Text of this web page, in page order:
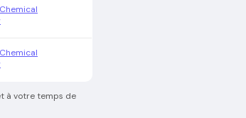
à votre temps de